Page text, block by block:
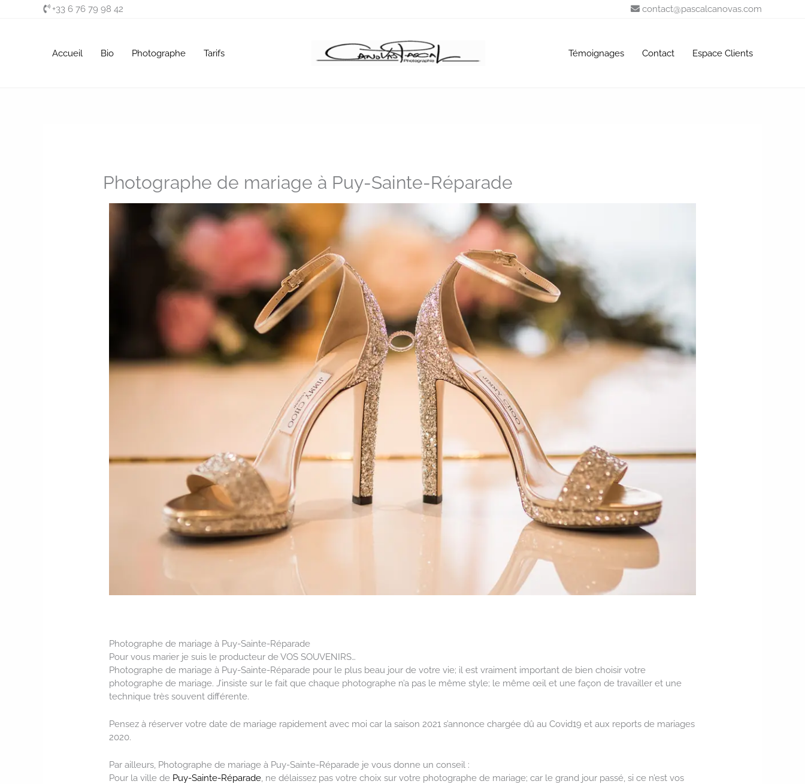
+33 6 76 79 98 42 contact@pascalcanovas.com
Accueil Bio Photographe Tarifs Témoignages Contact Espace Clients
Photographe de mariage à Puy-Sainte-Réparade
Photographe de mariage à Puy-Sainte-Réparade
Pour vous marier je suis le producteur de VOS SOUVENIRS…
Photographe de mariage à Puy-Sainte-Réparade pour le plus beau jour de votre vie; il est vraiment important de bien choisir votre
photographe de mariage. J’insiste sur le fait que chaque photographe n’a pas le même style; le même œil et une façon de travailler et une
technique très souvent différente.
Pensez à réserver votre date de mariage rapidement avec moi car la saison 2021 s’annonce chargée dû au Covid19 et aux reports de mariages
2020.
Par ailleurs, Photographe de mariage à Puy-Sainte-Réparade je vous donne un conseil :
Pour la ville de Puy-Sainte-Réparade, ne délaissez pas votre choix sur votre photographe de mariage; car le grand jour passé, si ce n’est vos